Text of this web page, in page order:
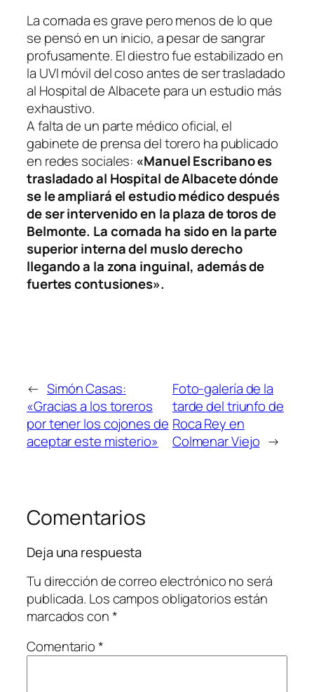
La cornada es grave pero menos de lo que
se pensó en un inicio, a pesar de sangrar
profusamente. El diestro fue estabilizado en
la UVI móvil del coso antes de ser trasladado
al Hospital de Albacete para un estudio más
exhaustivo.
A falta de un parte médico oficial, el
gabinete de prensa del torero ha publicado
en redes sociales: «Manuel Escribano es
trasladado al Hospital de Albacete dónde
se le ampliará el estudio médico después
de ser intervenido en la plaza de toros de
Belmonte. La cornada ha sido en la parte
superior interna del muslo derecho
llegando a la zona inguinal, además de
fuertes contusiones».
← Simón Casas:
«Gracias a los toreros
por tener los cojones de
aceptar este misterio»
Foto-galería de la
tarde del triunfo de
Roca Rey en
Colmenar Viejo →
Comentarios
Deja una respuesta
Tu dirección de correo electrónico no será
publicada. Los campos obligatorios están
marcados con*
Comentario*